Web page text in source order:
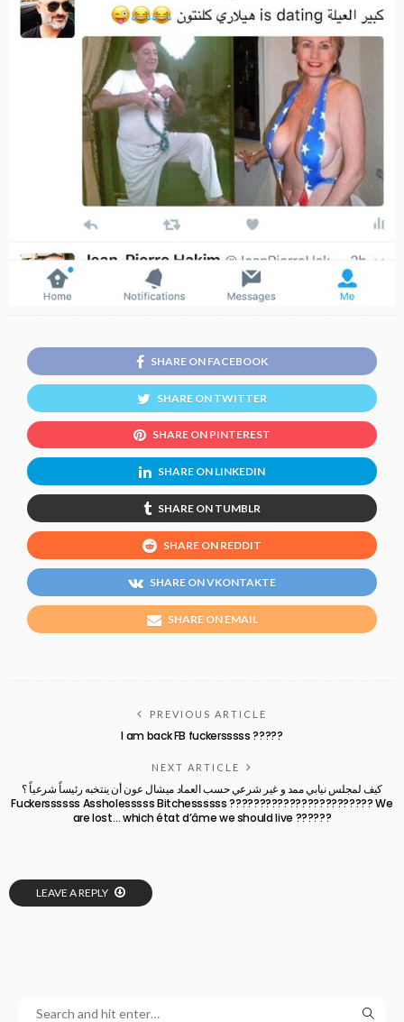
SHARE ON FACEBOOK
SHARE ON TWITTER
SHARE ON PINTEREST
SHARE ON LINKEDIN
SHARE ON TUMBLR
SHARE ON REDDIT
SHARE ON VKONTAKTE
SHARE ON EMAIL
PREVIOUS ARTICLE
I am back FB fuckersssss ?????
NEXT ARTICLE
كيف لمجلس نيابي ممد و غير شرعي حسب العماد ميشال عون أن ينتخبه رئيساً شرعياً ؟
Fuckerssssss Assholesssss Bitchessssss ???????????????????????? We
are lost… which état d’âme we should live ??????
LEAVE A REPLY